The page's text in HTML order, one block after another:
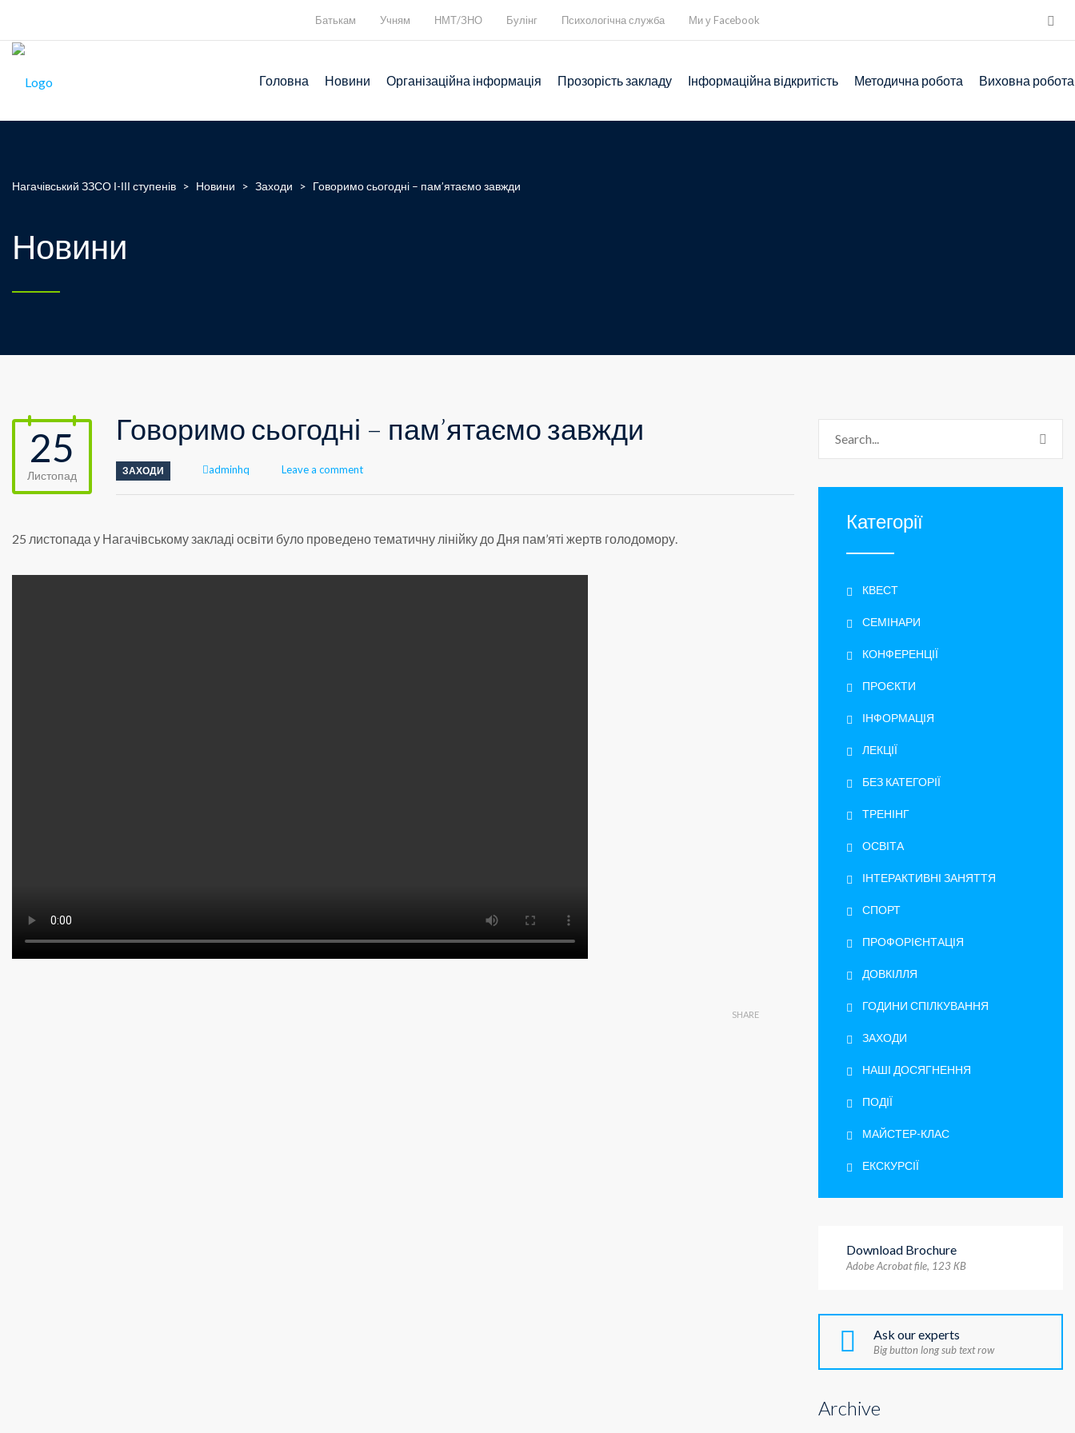
Батькам Учням НМТ/ЗНО Булінг Психологічна служба Ми у Facebook
Головна Новини Організаційна інформація Прозорість закладу Інформаційна відкритість Методична робота Виховна робота
Нагачівський ЗЗСО І-ІІІ ступенів > Новини > Заходи > Говоримо сьогодні – пам’ятаємо завжди
Новини
25
Листопад
Говоримо сьогодні – пам’ятаємо завжди
ЗАХОДИ Author
adminhq Leave a comment
25 листопада у Нагачівському закладі освіти було проведено тематичну лінійку до Дня пам’яті жертв голодомору.
SHARE
Категорії
КВЕСТ
СЕМІНАРИ
КОНФЕРЕНЦІЇ
ПРОЄКТИ
ІНФОРМАЦІЯ
ЛЕКЦІЇ
БЕЗ КАТЕГОРІЇ
ТРЕНІНГ
ОСВІТА
ІНТЕРАКТИВНІ ЗАНЯТТЯ
СПОРТ
ПРОФОРІЄНТАЦІЯ
ДОВКІЛЛЯ
ГОДИНИ СПІЛКУВАННЯ
ЗАХОДИ
НАШІ ДОСЯГНЕННЯ
ПОДІЇ
МАЙСТЕР-КЛАС
ЕКСКУРСІЇ
Download Brochure
Adobe Acrobat file, 123 КB
Ask our experts
Big button long sub text row
Archive